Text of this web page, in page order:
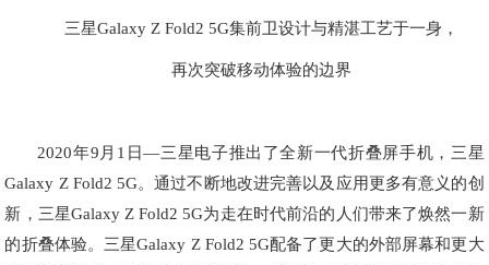
三星Galaxy Z Fold2 5G集前卫设计与精湛工艺于一身，
再次突破移动体验的边界
2020年9月1日—三星电子推出了全新一代折叠屏手机， 三星
Galaxy Z Fold2 5G。通过不断地改进完善以及应用更多有意义的创
新，三星Galaxy Z Fold2 5G为走在时代前沿的人们带来了焕然一新
的折叠体验。三星Galaxy Z Fold2 5G配备了更大的外部屏幕和更大